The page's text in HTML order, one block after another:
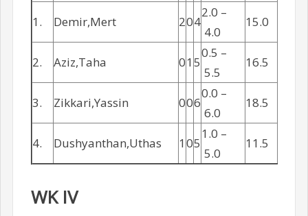
1.
Demir,Mert 204
2.0 –
4.0
15.0
2. Aziz,Taha 015
0.5 –
5.5
16.5
3. Zikkari,Yassin 006
0.0 –
6.0
18.5
4. Dushyanthan,Uthas 105
1.0 –
5.0
11.5
WK IV